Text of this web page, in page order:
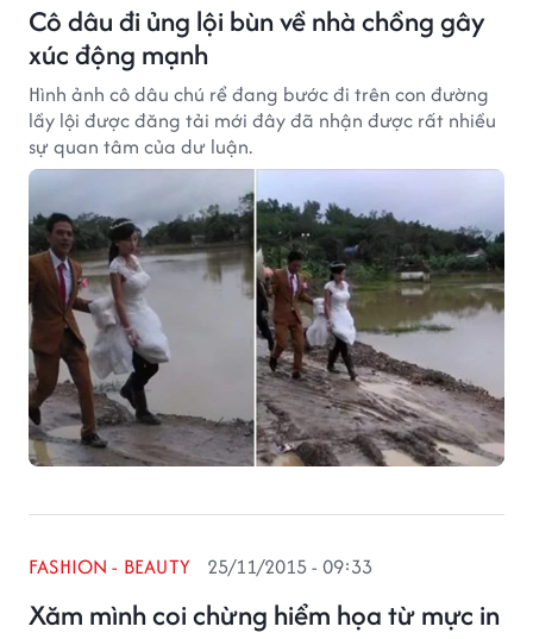
Cô dâu đi ủng lội bùn về nhà chồng gây
xúc động mạnh
Hình ảnh cô dâu chú rể đang bước đi trên con đường
lầy lội được đăng tải mới đây đã nhận được rất nhiều
sự quan tâm của dư luận.
Xăm mình coi chừng hiểm họa từ mực in
FASHION - BEAUTY 25/11/2015 - 09:33